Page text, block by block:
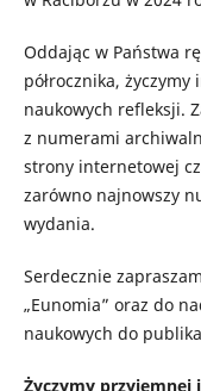
Oddając w Państwa
półrocznika,
naukowych refleksji.
z numerami
strony internetowej
zarówno najnowszy
wydania.
Serdecznie
„Eunomia” oraz do
naukowych do
Życzymy